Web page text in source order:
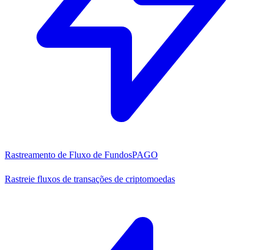
Rastreamento de Fluxo de FundosPAGO
Rastreie fluxos de transações de criptomoedas